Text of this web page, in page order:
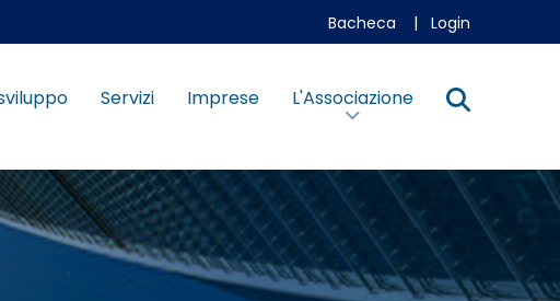
Bacheca | Login
Servizi Imprese L'Associazione